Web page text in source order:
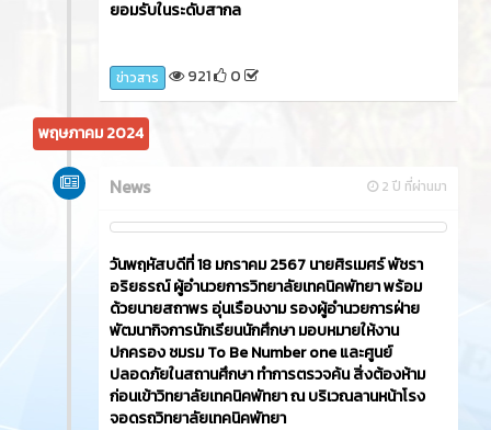
ยอมรับในระดับสากล
ข่าวสาร 921 0
พฤษภาคม 2024
2 ปี ที่ผ่านมา
News
วันพฤหัสบดีที่ 18 มกราคม 2567 นายศิรเมศร์ พัชรา
อริยธรณ์ ผู้อำนวยการวิทยาลัยเทคนิคพัทยา พร้อม
ด้วยนายสถาพร อุ่นเรือนงาม รองผู้อำนวยการฝ่าย
พัฒนากิจการนักเรียนนักศึกษา มอบหมายให้งาน
ปกครอง ชมรม To Be Number one และศูนย์
ปลอดภัยในสถานศึกษา ทำการตรวจค้น สิ่งต้องห้าม
ก่อนเข้าวิทยาลัยเทคนิคพัทยา ณ บริเวณลานหน้าโรง
จอดรถวิทยาลัยเทคนิคพัทยา